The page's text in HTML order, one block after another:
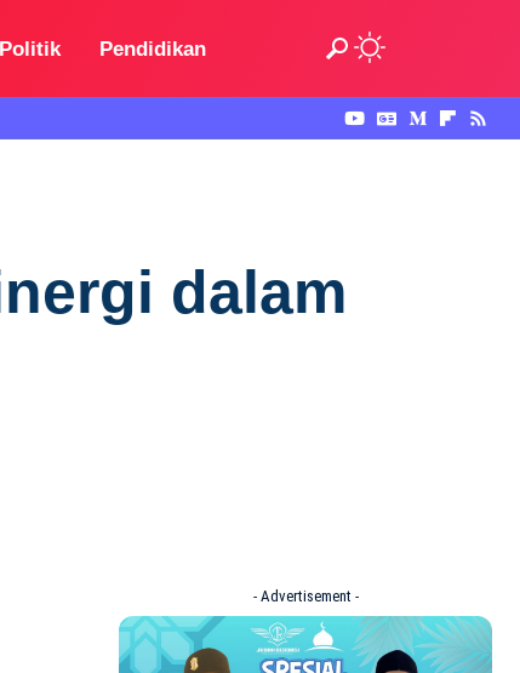
Politik Pendidikan
dalam
- Advertisement -